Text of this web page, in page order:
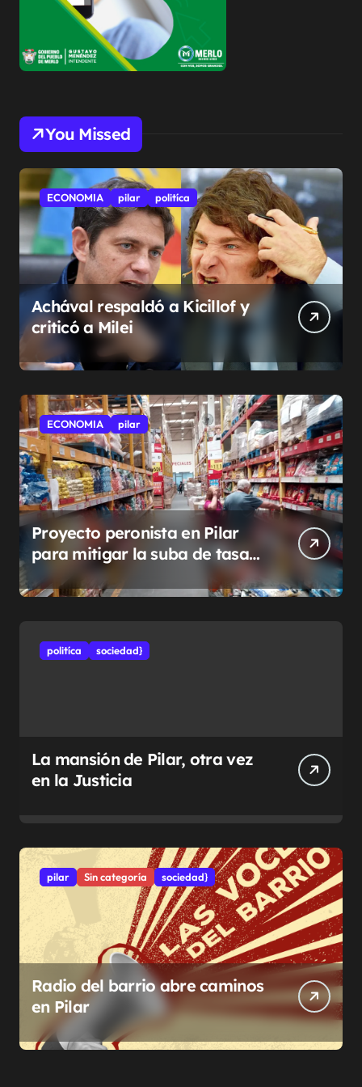
You Missed
ECONOMIA pilar politíca
Achával respaldó a Kicillof y
criticó a Milei
ECONOMIA pilar
Proyecto peronista en Pilar
para mitigar la suba de tasas
municipales
politíca sociedad}
La mansión de Pilar, otra vez
en la Justicia
pilar Sin categoría sociedad}
Radio del barrio abre caminos
en Pilar